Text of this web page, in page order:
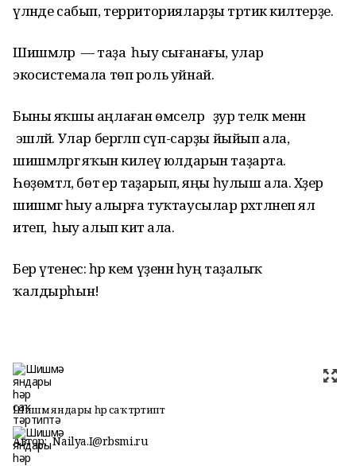
үләнде сабып, территорияларҙы тәртикә килтерҙе.
Шишмәләр — таҙа һыу сығанағы, улар
экосистемала төп роль уйнай.
Быны яҡшы аңлаған өмәселәр ҙур теләк менән
эшләй. Улар бергәләп сүп-сарҙы йыйып ала,
шишмәләргә яҡын килеү юлдарын таҙарта.
Һөҙөмтәлә, бөтә ер таҙарып, яңы һулыш ала. Хәҙер
шишмәгә һыу алырға туҡтаусылар рәхәтләнеп ял
итеп, һыу алып китә ала.
Бер үтенес: һәр кем үҙенән һуң таҙалыҡ
ҡалдырһын!
Шишмә яндары һәр саҡ тәртиптә
Автор: Nailya.I@rbsmi.ru